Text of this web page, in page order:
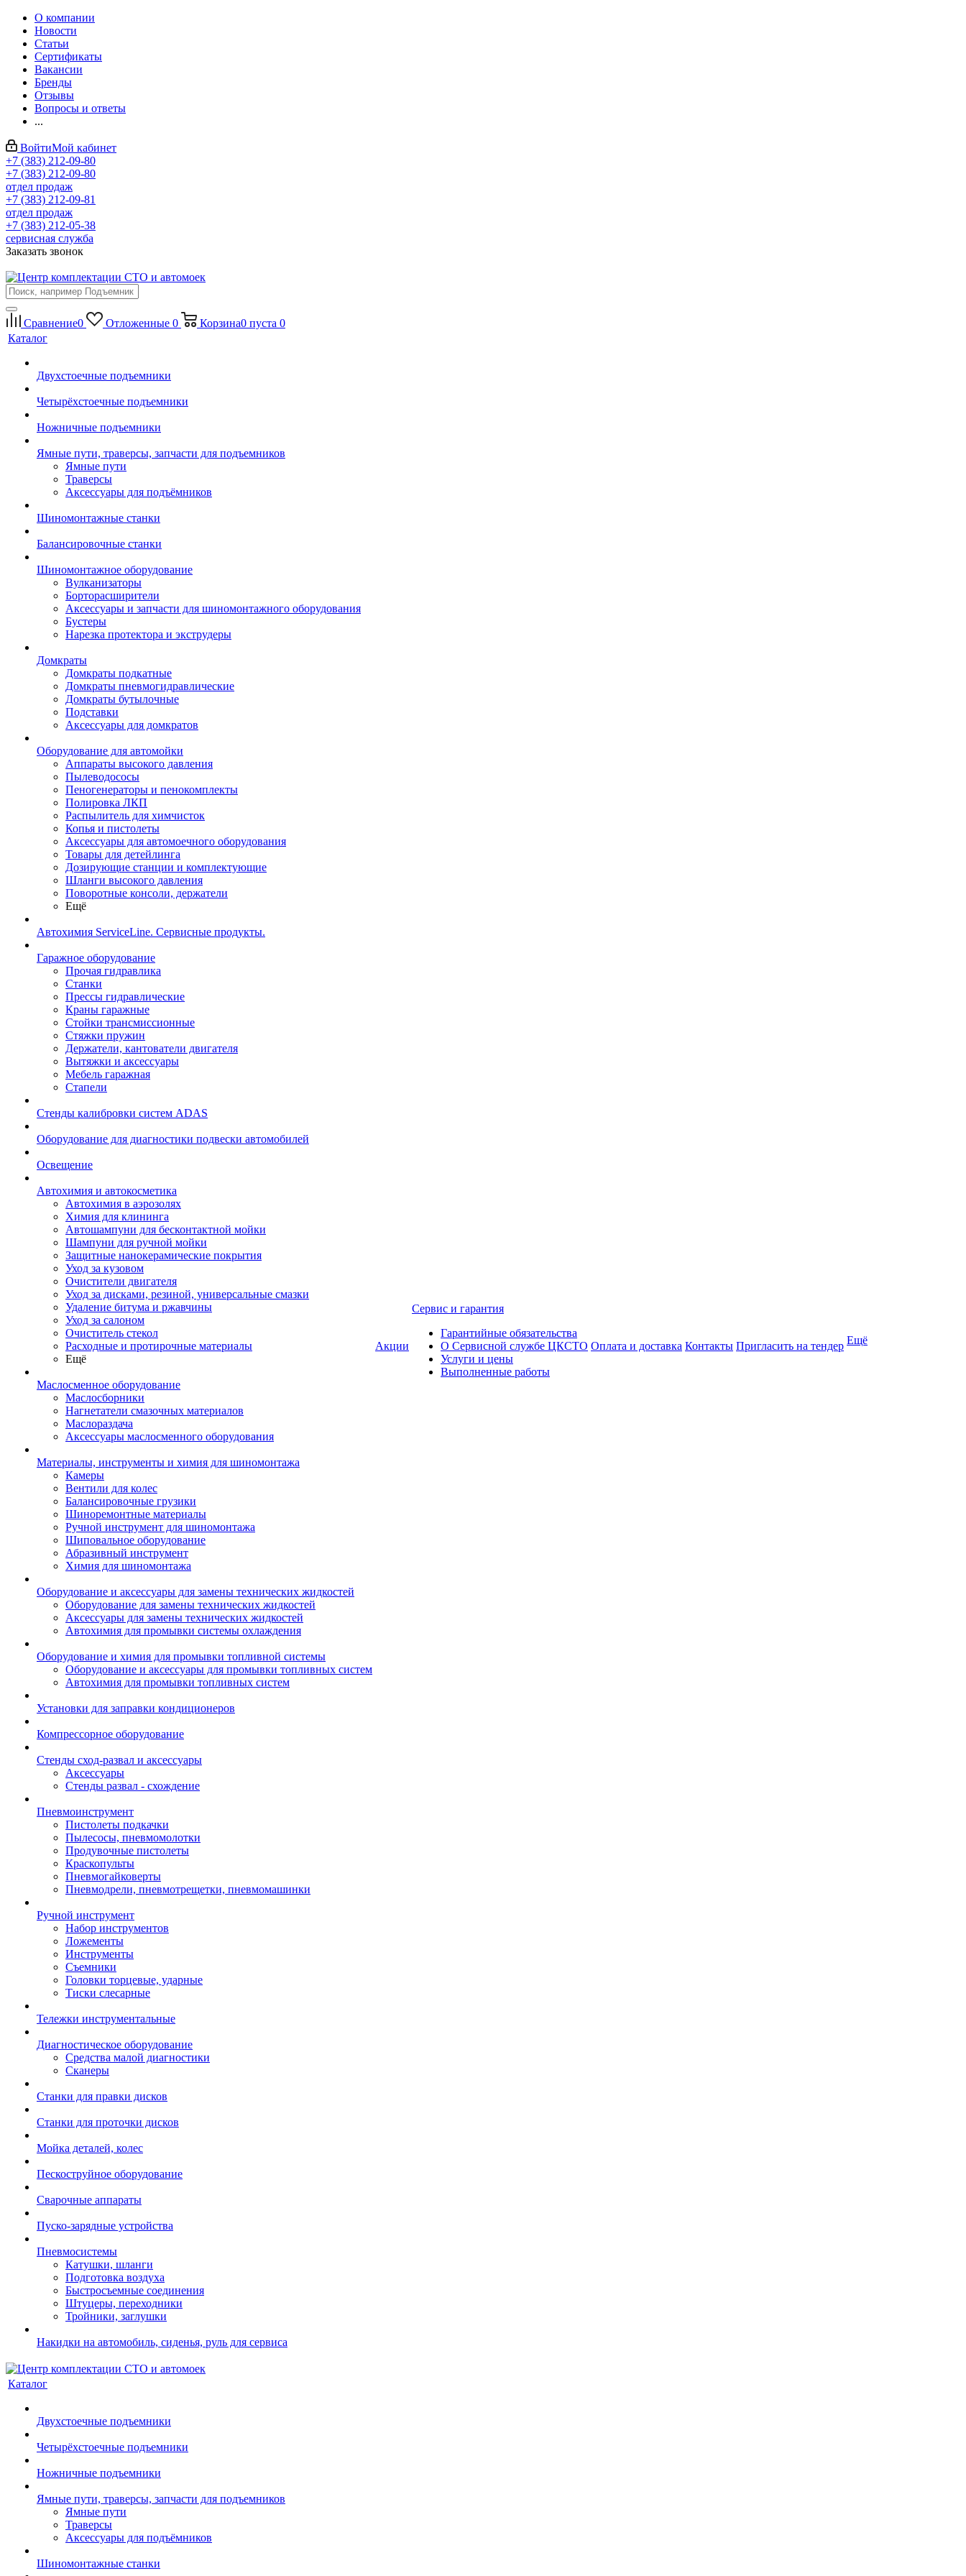
О компании
Новости
Статьи
Сертификаты
Вакансии
Бренды
Отзывы
Вопросы и ответы
...
ВойтиМой кабинет
+7 (383) 212-09-80
+7 (383) 212-09-80
отдел продаж
+7 (383) 212-09-81
отдел продаж
+7 (383) 212-05-38
сервисная служба
Заказать звонок
Сравнение0 Отложенные 0 Корзина0 пуста 0
Каталог
Двухстоечные подъемники
Четырёхстоечные подъемники
Ножничные подъемники
Ямные пути, траверсы, запчасти для подъемников
Ямные пути
Траверсы
Аксессуары для подъёмников
Шиномонтажные станки
Балансировочные станки
Шиномонтажное оборудование
Вулканизаторы
Борторасширители
Аксессуары и запчасти для шиномонтажного оборудования
Бустеры
Нарезка протектора и экструдеры
Домкраты
Домкраты подкатные
Домкраты пневмогидравлические
Домкраты бутылочные
Подставки
Аксессуары для домкратов
Оборудование для автомойки
Аппараты высокого давления
Пылеводососы
Пеногенераторы и пенокомплекты
Полировка ЛКП
Распылитель для химчисток
Копья и пистолеты
Аксессуары для автомоечного оборудования
Товары для детейлинга
Дозирующие станции и комплектующие
Шланги высокого давления
Поворотные консоли, держатели
Ещё
Автохимия ServiceLine. Сервисные продукты.
Гаражное оборудование
Прочая гидравлика
Станки
Прессы гидравлические
Краны гаражные
Стойки трансмиссионные
Стяжки пружин
Держатели, кантователи двигателя
Вытяжки и аксессуары
Мебель гаражная
Стапели
Стенды калибровки систем ADAS
Оборудование для диагностики подвески автомобилей
Освещение
Автохимия и автокосметика
Автохимия в аэрозолях
Химия для клининга
Автошампуни для бесконтактной мойки
Шампуни для ручной мойки
Защитные нанокерамические покрытия
Уход за кузовом
Очистители двигателя
Уход за дисками, резиной, универсальные смазки
Удаление битума и ржавчины
Уход за салоном
Очиститель стекол
Расходные и протирочные материалы
Ещё
Маслосменное оборудование
Маслосборники
Нагнетатели смазочных материалов
Маслораздача
Аксессуары маслосменного оборудования
Материалы, инструменты и химия для шиномонтажа
Камеры
Вентили для колес
Балансировочные грузики
Шиноремонтные материалы
Ручной инструмент для шиномонтажа
Шиповальное оборудование
Абразивный инструмент
Химия для шиномонтажа
Оборудование и аксессуары для замены технических жидкостей
Оборудование для замены технических жидкостей
Аксессуары для замены технических жидкостей
Автохимия для промывки системы охлаждения
Оборудование и химия для промывки топливной системы
Оборудование и аксессуары для промывки топливных систем
Автохимия для промывки топливных систем
Установки для заправки кондиционеров
Компрессорное оборудование
Стенды сход-развал и аксессуары
Аксессуары
Стенды развал - схождение
Пневмоинструмент
Пистолеты подкачки
Пылесосы, пневмомолотки
Продувочные пистолеты
Краскопульты
Пневмогайковерты
Пневмодрели, пневмотрещетки, пневмомашинки
Ручной инструмент
Набор инструментов
Ложементы
Инструменты
Съемники
Головки торцевые, ударные
Тиски слесарные
Тележки инструментальные
Диагностическое оборудование
Средства малой диагностики
Сканеры
Станки для правки дисков
Станки для проточки дисков
Мойка деталей, колес
Пескоструйное оборудование
Сварочные аппараты
Пуско-зарядные устройства
Пневмосистемы
Катушки, шланги
Подготовка воздуха
Быстросъемные соединения
Штуцеры, переходники
Тройники, заглушки
Накидки на автомобиль, сиденья, руль для сервиса
Акции
Сервис и гарантия
Гарантийные обязательства
О Сервисной службе ЦКСТО
Услуги и цены
Выполненные работы
Оплата и доставка Контакты Пригласить на тендер Ещё
Каталог
Двухстоечные подъемники
Четырёхстоечные подъемники
Ножничные подъемники
Ямные пути, траверсы, запчасти для подъемников
Ямные пути
Траверсы
Аксессуары для подъёмников
Шиномонтажные станки